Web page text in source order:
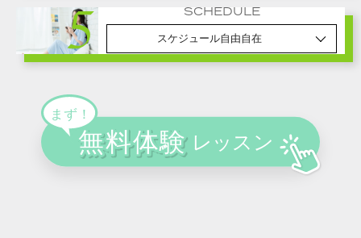
SCHEDULE
スケジュール自由自在